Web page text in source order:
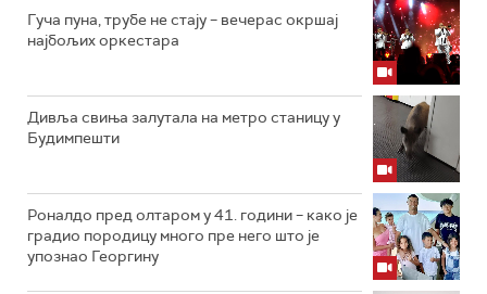
Гуча пуна, трубе не стају – вечерас окршај
најбољих оркестара
Дивља свиња залутала на метро станицу у
Будимпешти
Роналдо пред олтаром у 41. години – како је
градио породицу много пре него што је
упознао Георгину